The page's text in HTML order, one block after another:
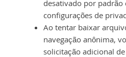
desativado por padrão
configurações de
Ao tentar baixar
navegação anônima,
solicitação adicional